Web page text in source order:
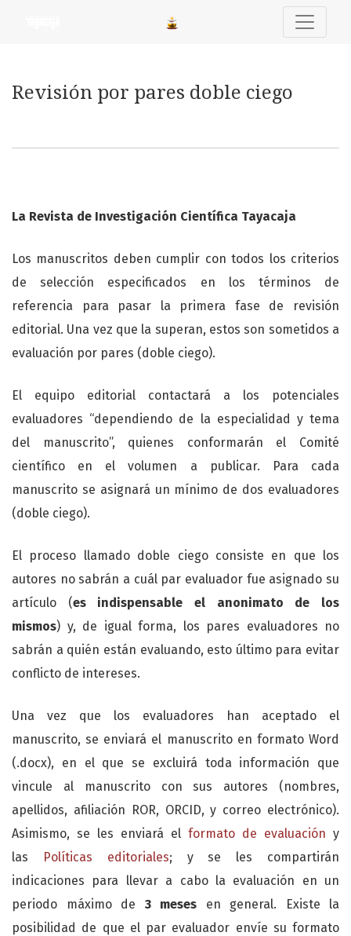
Revisión por pares doble ciego
Revisión por pares doble ciego
La Revista de Investigación Científica Tayacaja
Los manuscritos deben cumplir con todos los criterios
de selección especificados en los términos de
referencia para pasar la primera fase de revisión
editorial. Una vez que la superan, estos son sometidos a
evaluación por pares (doble ciego).
El equipo editorial contactará a los potenciales
evaluadores “dependiendo de la especialidad y tema
del manuscrito”, quienes conformarán el Comité
científico en el volumen a publicar. Para cada
manuscrito se asignará un mínimo de dos evaluadores
(doble ciego).
El proceso llamado doble ciego consiste en que los
autores no sabrán a cuál par evaluador fue asignado su
artículo (es indispensable el anonimato de los
mismos) y, de igual forma, los pares evaluadores no
sabrán a quién están evaluando, esto último para evitar
conflicto de intereses.
Una vez que los evaluadores han aceptado el
manuscrito, se enviará el manuscrito en formato Word
(.docx), en el que se excluirá toda información que
vincule al manuscrito con sus autores (nombres,
apellidos, afiliación ROR, ORCID, y correo electrónico).
Asimismo, se les enviará el formato de evaluación y
las
Políticas editoriales; y se les compartirán
indicaciones para llevar a cabo la evaluación en un
periodo máximo de 3 meses en general. Existe la
posibilidad de que el par evaluador envíe su formato